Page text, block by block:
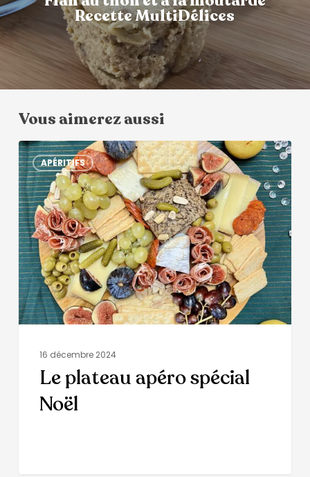
Recette MultiDélices
Vous aimerez aussi
APÉRITIFS
16 décembre 2024
Le plateau apéro spécial
Noël